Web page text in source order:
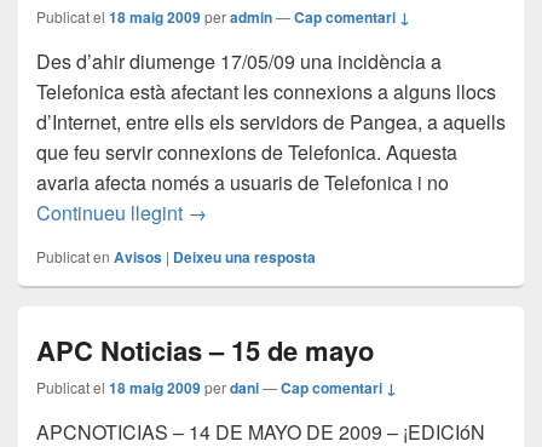
Publicat el 18 maig 2009peradmin—Cap comentari ↓
Des d’ahir diumenge 17/05/09 una incidència a
Telefonica està afectant les connexions a alguns llocs
d’Internet, entre ells els servidors de Pangea, a aquells
que feu servir connexions de Telefonica. Aquesta
avaria afecta només a usuaris de Telefonica i no
Continueu llegint 18/05/09: Incidència a Telefònica | 18/
→
Publicat en Avisos | Deixeu una resposta
APC Noticias – 15 de mayo
Publicat el 18 maig 2009perdani—Cap comentari ↓
APCNOTICIAS – 14 DE MAYO DE 2009 – ¡EDICIóN